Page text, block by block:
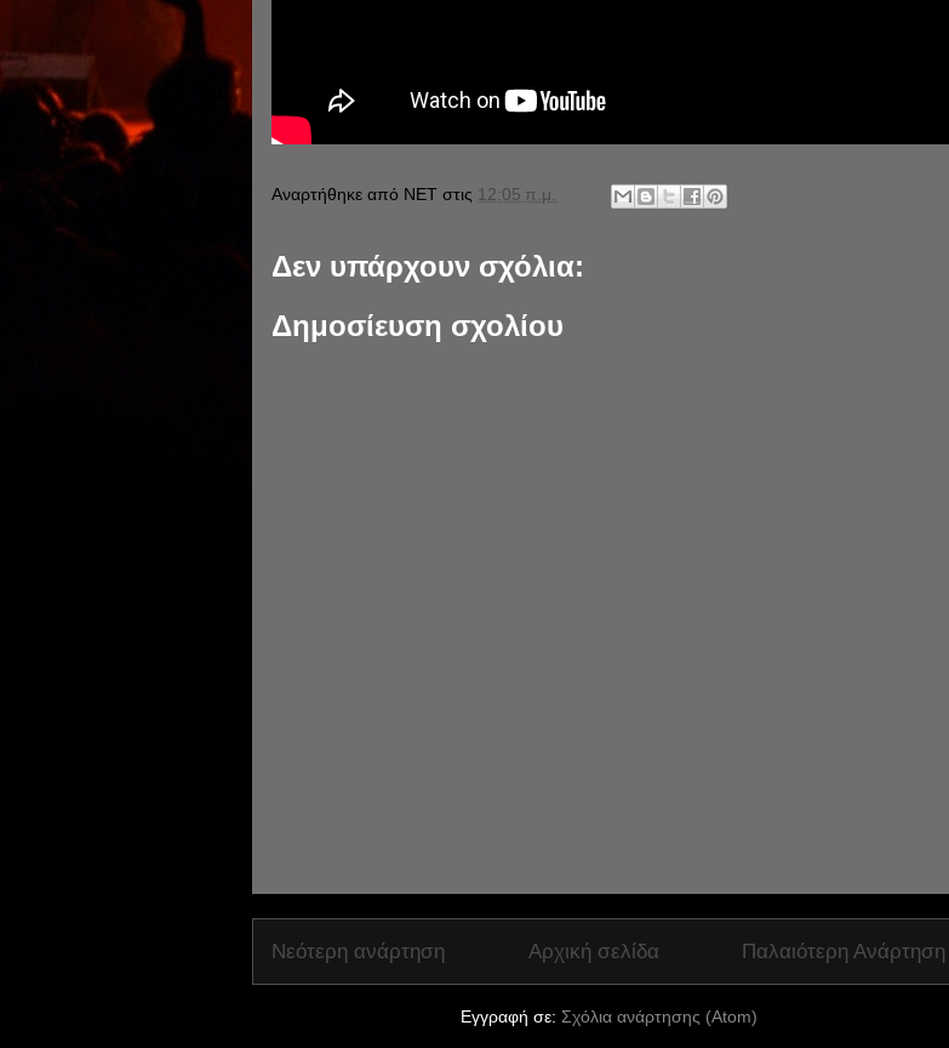
Αναρτήθηκε από NET στις 12:05 π.μ.
Δεν υπάρχουν σχόλια:
Δημοσίευση σχολίου
Νεότερη ανάρτηση Παλαιότερη Ανάρτηση
Αρχική σελίδα
Εγγραφή σε: Σχόλια ανάρτησης (Atom)